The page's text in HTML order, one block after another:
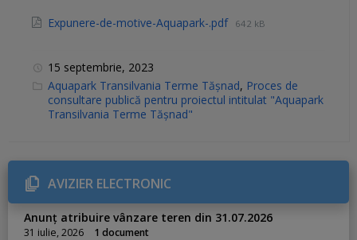
Expunere-de-motive-Aquapark-.pdf 642 kB
15 septembrie, 2023
C
a
t
e
i
s
Aquapark Transilvania Terme Tășnad, Proces de
consultare publică pentru proiectul intitulat "Aquapark
Transilvania Terme Tășnad"
AVIZIER ELECTRONIC
Anunț atribuire vânzare teren din 31.07.2026
31 iulie, 2026 1 document